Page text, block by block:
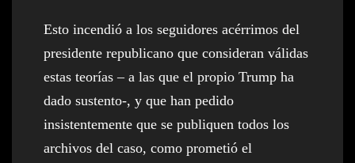
Esto incendió a los seguidores acérrimos del
presidente republicano que consideran válidas
estas teorías – a las que el propio Trump ha
dado sustento-, y que han pedido
insistentemente que se publiquen todos los
archivos del caso, como prometió el